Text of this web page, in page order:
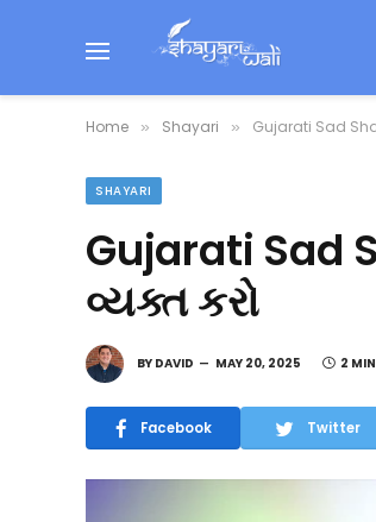
Home » Shayari » Gujarati Sad
SHAYARI
Gujarati Sad
વ્યક્ત કરો
BY DAVID MAY 20, 2025 2
Facebook Twitter